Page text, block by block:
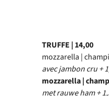
TRUFFE | 14,00
mozzarella |
avec jambon cru +
mozzarella |
met rauwe ham +